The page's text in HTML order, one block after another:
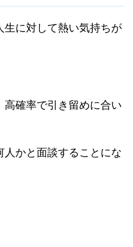
生に対して熱い気持ちが
高確率で引き留めに合い
かと面談することにな